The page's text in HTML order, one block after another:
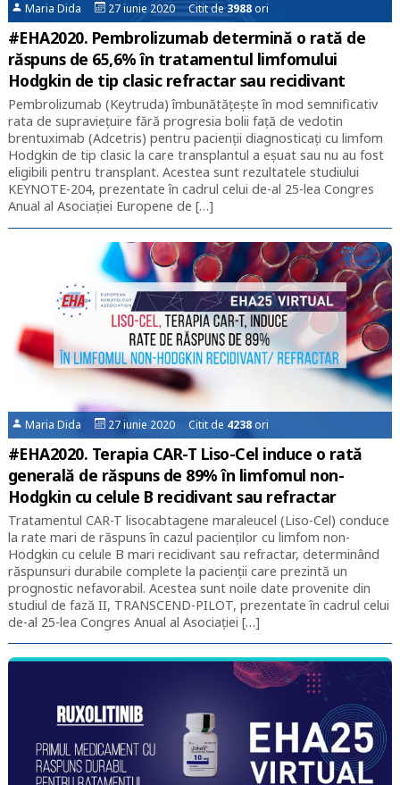
Maria Dida 27 iunie 2020 Citit de 3988ori
#EHA2020. Pembrolizumab determină o rată de
răspuns de 65,6% în tratamentul limfomului
Hodgkin de tip clasic refractar sau recidivant
Pembrolizumab (Keytruda) îmbunătățește în mod semnificativ
rata de supraviețuire fără progresia bolii față de vedotin
brentuximab (Adcetris) pentru pacienții diagnosticați cu limfom
Hodgkin de tip clasic la care transplantul a eșuat sau nu au fost
eligibili pentru transplant. Acestea sunt rezultatele studiului
KEYNOTE-204, prezentate în cadrul celui de-al 25-lea Congres
Anual al Asociației Europene de […]
Maria Dida 27 iunie 2020 Citit de 4238ori
#EHA2020. Terapia CAR-T Liso-Cel induce o rată
generală de răspuns de 89% în limfomul non-
Hodgkin cu celule B recidivant sau refractar
Tratamentul CAR-T lisocabtagene maraleucel (Liso-Cel) conduce
la rate mari de răspuns în cazul pacienților cu limfom non-
Hodgkin cu celule B mari recidivant sau refractar, determinând
răspunsuri durabile complete la pacienții care prezintă un
prognostic nefavorabil. Acestea sunt noile date provenite din
studiul de fază II, TRANSCEND-PILOT, prezentate în cadrul celui
de-al 25-lea Congres Anual al Asociației […]